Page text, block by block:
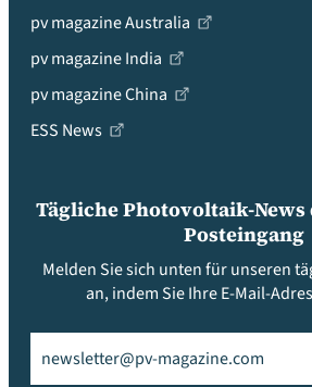
pv magazine Australia
pv magazine India
pv magazine China
ESS News
Tägliche Photovoltaik-
Posteingang
Melden Sie sich unten für unseren
an, indem Sie Ihre E-Mail-